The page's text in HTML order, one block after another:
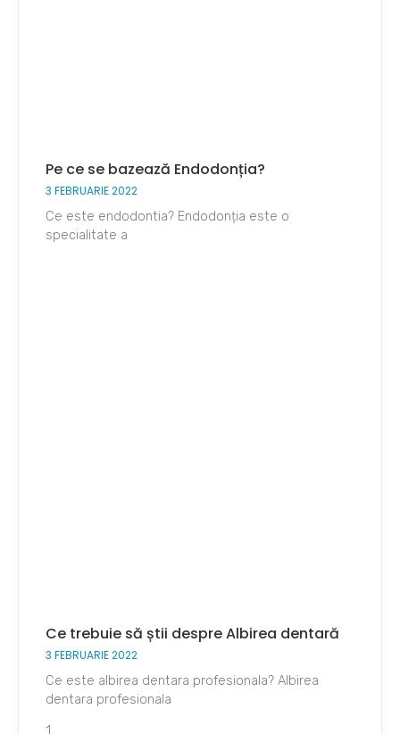
Pe ce se bazează Endodonția?
3 FEBRUARIE 2022
Ce este endodontia? Endodonția este o
specialitate a
Ce trebuie să știi despre Albirea dentară
3 FEBRUARIE 2022
Ce este albirea dentara profesionala? Albirea
dentara profesionala